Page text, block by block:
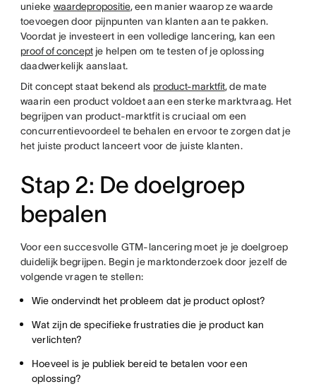
unieke waardepropositie, een manier waarop ze waarde
toevoegen door pijnpunten van klanten aan te pakken.
Voordat je investeert in een volledige lancering, kan een
proof of conceptje helpen om te testen of je oplossing
daadwerkelijk aanslaat.
Dit concept staat bekend als product-marktfit, de mate
waarin een product voldoet aan een sterke marktvraag. Het
begrijpen van product-marktfit is cruciaal om een
concurrentievoordeel te behalen en ervoor te zorgen dat je
het juiste product lanceert voor de juiste klanten.
Stap 2: De doelgroep
bepalen
Voor een succesvolle GTM-lancering moet je je doelgroep
duidelijk begrijpen. Begin je marktonderzoek door jezelf de
volgende vragen te stellen:
Wie ondervindt het probleem dat je product oplost?
Wat zijn de specifieke frustraties die je product kan
verlichten?
Hoeveel is je publiek bereid te betalen voor een
oplossing?